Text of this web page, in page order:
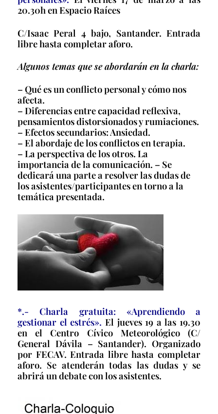
20.30h en Espacio Raíces
C/Isaac Peral 4 bajo, Santander. Entrada
libre hasta completar aforo.
Algunos temas que se abordarán en la charla:
– Qué es un conflicto personal y cómo nos
afecta.
– Diferencias entre capacidad reflexiva,
pensamientos distorsionados y rumiaciones.
– Efectos secundarios: Ansiedad.
– El abordaje de los conflictos en terapia.
– La perspectiva de los otros. La
importancia de la comunicación. – Se
dedicará una parte a resolver las dudas de
los asistentes/participantes en torno a la
temática presentada.
*.- Charla gratuita: «Aprendiendo a
gestionar el estrés». El jueves 19 a las 19.30
en el Centro Cívico Meteorológico (C/
General Dávila – Santander). Organizado
por FECAV. Entrada libre hasta completar
aforo. Se atenderán todas las dudas y se
abrirá un debate con los asistentes.